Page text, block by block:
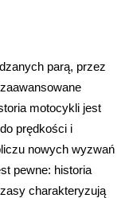
parą, przez
motocykli jest
prędkości i
nowych wyzwań
pewne: historia
charakteryzują